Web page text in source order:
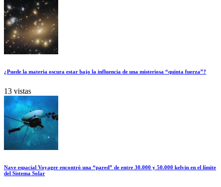
¿Puede la materia oscura estar bajo la influencia de una misteriosa “quinta fuerza”?
13 vistas
Nave espacial Voyager encontró una “pared” de entre 30.000 y 50.000 kelvin en el límite
del Sistema Solar